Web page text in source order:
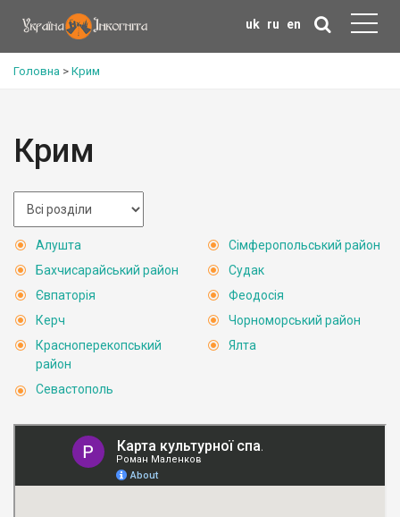
uk ru en
Головна > Крим
Крим
Алушта
Бахчисарайський район
Євпаторія
Керч
Красноперекопський
район
Севастополь
Сімферопольський район
Судак
Феодосія
Чорноморський район
Ялта